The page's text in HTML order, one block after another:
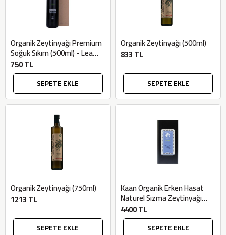
Organik Zeytinyağı Premium
Soğuk Sıkım (500ml) - Lea
Ultra Premium
750 TL
SEPETE EKLE
Organik Zeytinyağı (500ml)
833 TL
SEPETE EKLE
Organik Zeytinyağı (750ml)
1213 TL
SEPETE EKLE
Kaan Organik Erken Hasat
Naturel Sızma Zeytinyağı
(5lt, Filtresiz, Soğuk Sıkım) -
Bilgem Zeytincilik
4400 TL
SEPETE EKLE